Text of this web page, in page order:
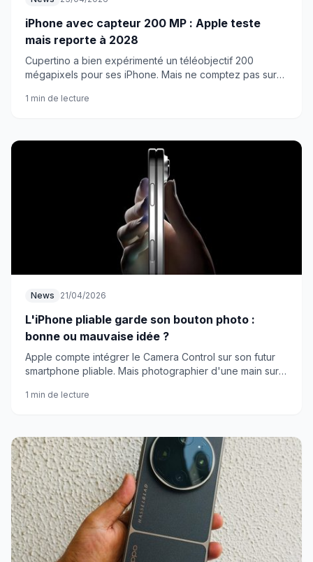
iPhone avec capteur 200 MP : Apple teste
mais reporte à 2028
Cupertino a bien expérimenté un téléobjectif 200
mégapixels pour ses iPhone. Mais ne comptez pas sur
1 min de lecture
News 21/04/2026
L'iPhone pliable garde son bouton photo :
bonne ou mauvaise idée ?
Apple compte intégrer le Camera Control sur son futur
smartphone pliable. Mais photographier d'une main sur
1 min de lecture